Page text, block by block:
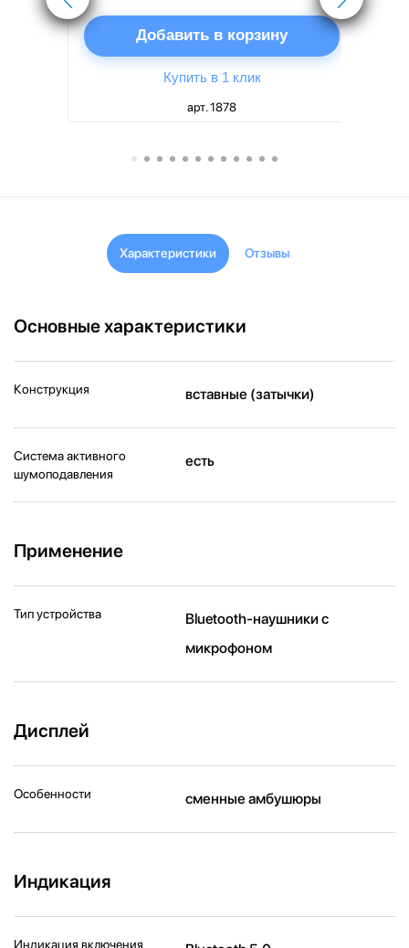
Добавить в корзину
Купить в 1 клик
арт. 1878
Характеристики Отзывы
Основные характеристики
Конструкция вставные (затычки)
Система активного
шумоподавления
есть
Применение
Тип устройства
Bluetooth-наушники с
микрофоном
Дисплей
Особенности сменные амбушюры
Индикация
Индикация включения